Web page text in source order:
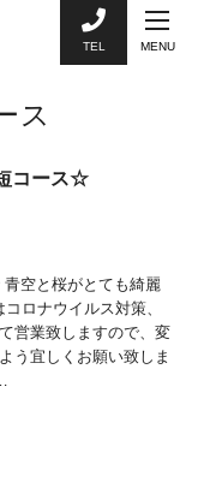
TEL MENU
ス
コース☆
空と桜がとても綺麗
ロナウイルス対策、
営業致しますので、変
う宜しくお願い致しま